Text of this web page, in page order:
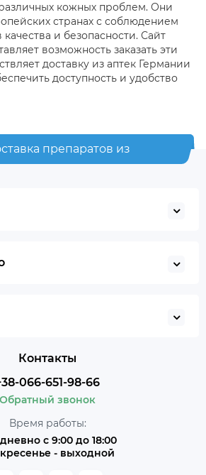
кожных проблем. Они
странах с соблюдением
и безопасности. Сайт
возможность заказать эти
доставку из аптек Германии
доступность и удобство
препаратов из
Контакты
066-651-98-66
Обратный звонок
Время работы:
с 9:00 до 18:00
- выходной